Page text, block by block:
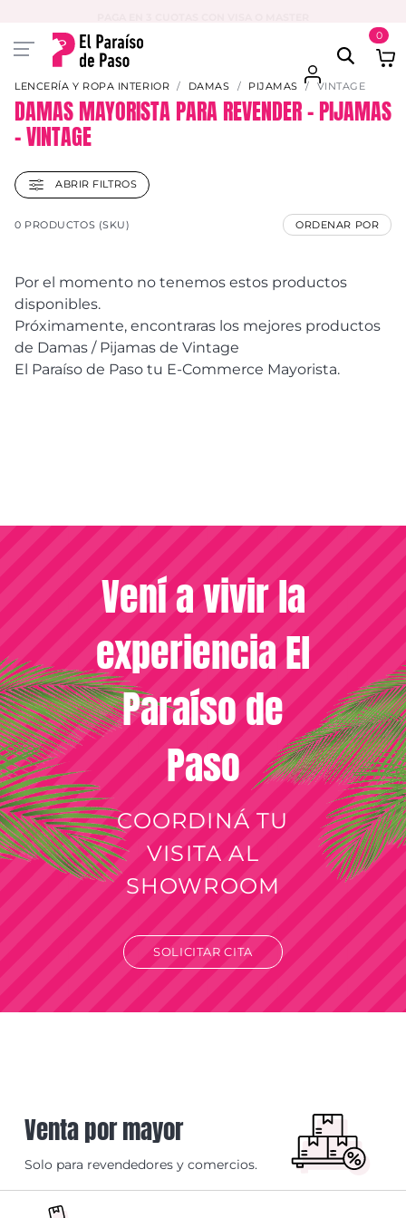
0
LENCERÍA Y ROPA INTERIOR DAMAS PIJAMAS VINTAGE
DAMAS MAYORISTA PARA REVENDER – PIJAMAS
– VINTAGE
ABRIR FILTROS
0 PRODUCTOS (SKU) ORDENAR POR
Por el momento no tenemos estos productos
disponibles.
Próximamente, encontraras los mejores productos
de Damas / Pijamas de Vintage
El Paraíso de Paso tu E-Commerce Mayorista.
Vení a vivir la
experiencia El
Paraíso de
Paso
COORDINÁ TU
VISITA AL
SHOWROOM
SOLICITAR CITA
Venta por mayor
Solo para revendedores y comercios.